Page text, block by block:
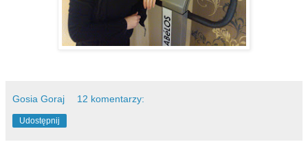
Gosia Goraj 12 komentarzy:
Udostępnij